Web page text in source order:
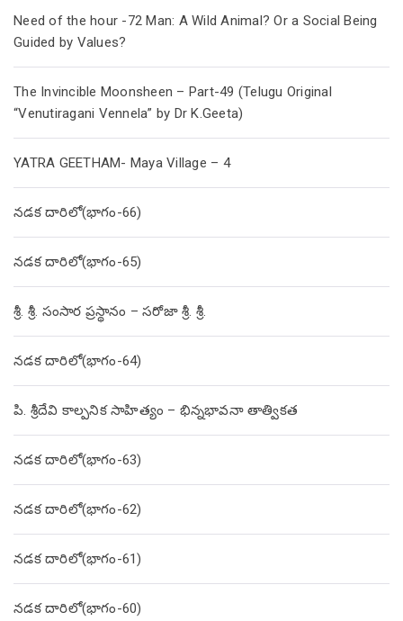
Need of the hour -72 Man: A Wild Animal? Or a Social Being
Guided by Values?
The Invincible Moonsheen – Part-49 (Telugu Original
“Venutiragani Vennela” by Dr K.Geeta)
YATRA GEETHAM- Maya Village – 4
నడక దారిలో(భాగం-66)
నడక దారిలో(భాగం-65)
శ్రీ. శ్రీ. సంసార ప్రస్థానం – సరోజా శ్రీ. శ్రీ.
నడక దారిలో(భాగం-64)
పి. శ్రీదేవి కాల్పనిక సాహిత్యం – భిన్నభావనా తాత్వికత
నడక దారిలో(భాగం-63)
నడక దారిలో(భాగం-62)
నడక దారిలో(భాగం-61)
నడక దారిలో(భాగం-60)